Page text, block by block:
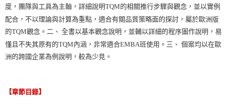
度，團隊與工具為主軸，詳細說明TQM的相關推行步驟與觀念，並以實例
配合，不以理論與計算為重點，適合有關品質策略面的探討，屬於歐洲版
的TQM觀念。二、 全書以基本觀念說明，並輔以詳細的程序圖作說明，易
懂且不失其原有的TQM內涵，非常適合EMBA班使用。三、 個案均以在歐
洲的跨國企業為例說明，較為少見。
【章節目錄】